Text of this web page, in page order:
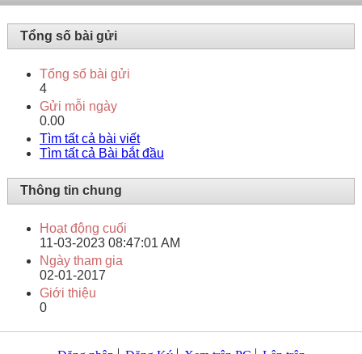
Tổng số bài gửi
Tổng số bài gửi
4
Gửi mỗi ngày
0.00
Tìm tất cả bài viết
Tìm tất cả Bài bắt đầu
Thông tin chung
Hoạt động cuối
11-03-2023 08:47:01 AM
Ngày tham gia
02-01-2017
Giới thiệu
0